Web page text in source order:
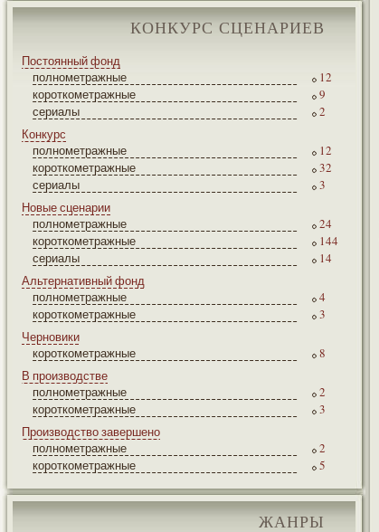
КОНКУРС СЦЕНАРИЕВ
Постоянный фонд
полнометражные
12
короткометражные
9
сериалы
2
Конкурс
полнометражные
12
короткометражные
32
сериалы
3
Новые сценарии
полнометражные
24
короткометражные
144
сериалы
14
Альтернативный фонд
полнометражные
4
короткометражные
3
Черновики
короткометражные
8
В производстве
полнометражные
2
короткометражные
3
Производство завершено
полнометражные
2
короткометражные
5
ЖАНРЫ